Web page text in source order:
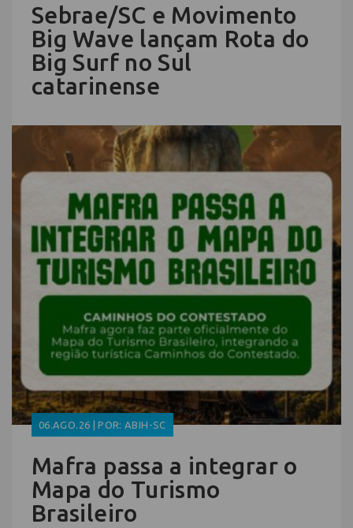
Sebrae/SC e Movimento
Big Wave lançam Rota do
Big Surf no Sul
catarinense
06.AGO.26 | POR: ABIH-SC
Mafra passa a integrar o
Mapa do Turismo
Brasileiro